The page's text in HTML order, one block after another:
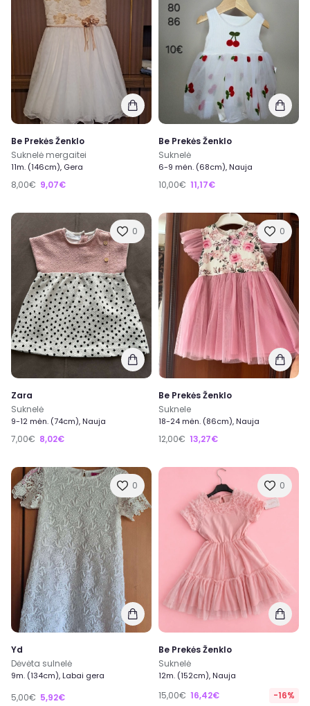
Be Prekės Ženklo
Suknelė mergaitei
11m. (146cm), Gera
8,00€ 9,07€
Be Prekės Ženklo
Suknelė
6-9 mėn. (68cm), Nauja
10,00€ 11,17€
0
Zara
Suknelė
9-12 mėn. (74cm), Nauja
7,00€ 8,02€
0
Be Prekės Ženklo
Suknele
18-24 mėn. (86cm), Nauja
12,00€ 13,27€
0
Yd
Dėvėta sulnelė
9m. (134cm), Labai gera
5,00€ 5,92€
0
Be Prekės Ženklo
Suknelė
12m. (152cm), Nauja
15,00€ 16,42€ -16%